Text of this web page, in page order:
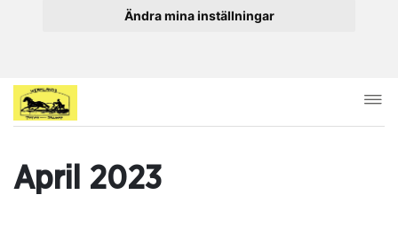
Ändra mina inställningar
April 2023